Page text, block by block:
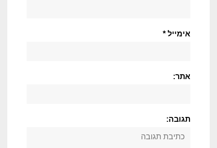
אימייל *
אתר:
תגובה: